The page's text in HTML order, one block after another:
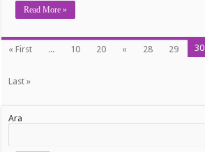
Read More »
« First ... 10 20 « 28 29 30
Last »
Ara